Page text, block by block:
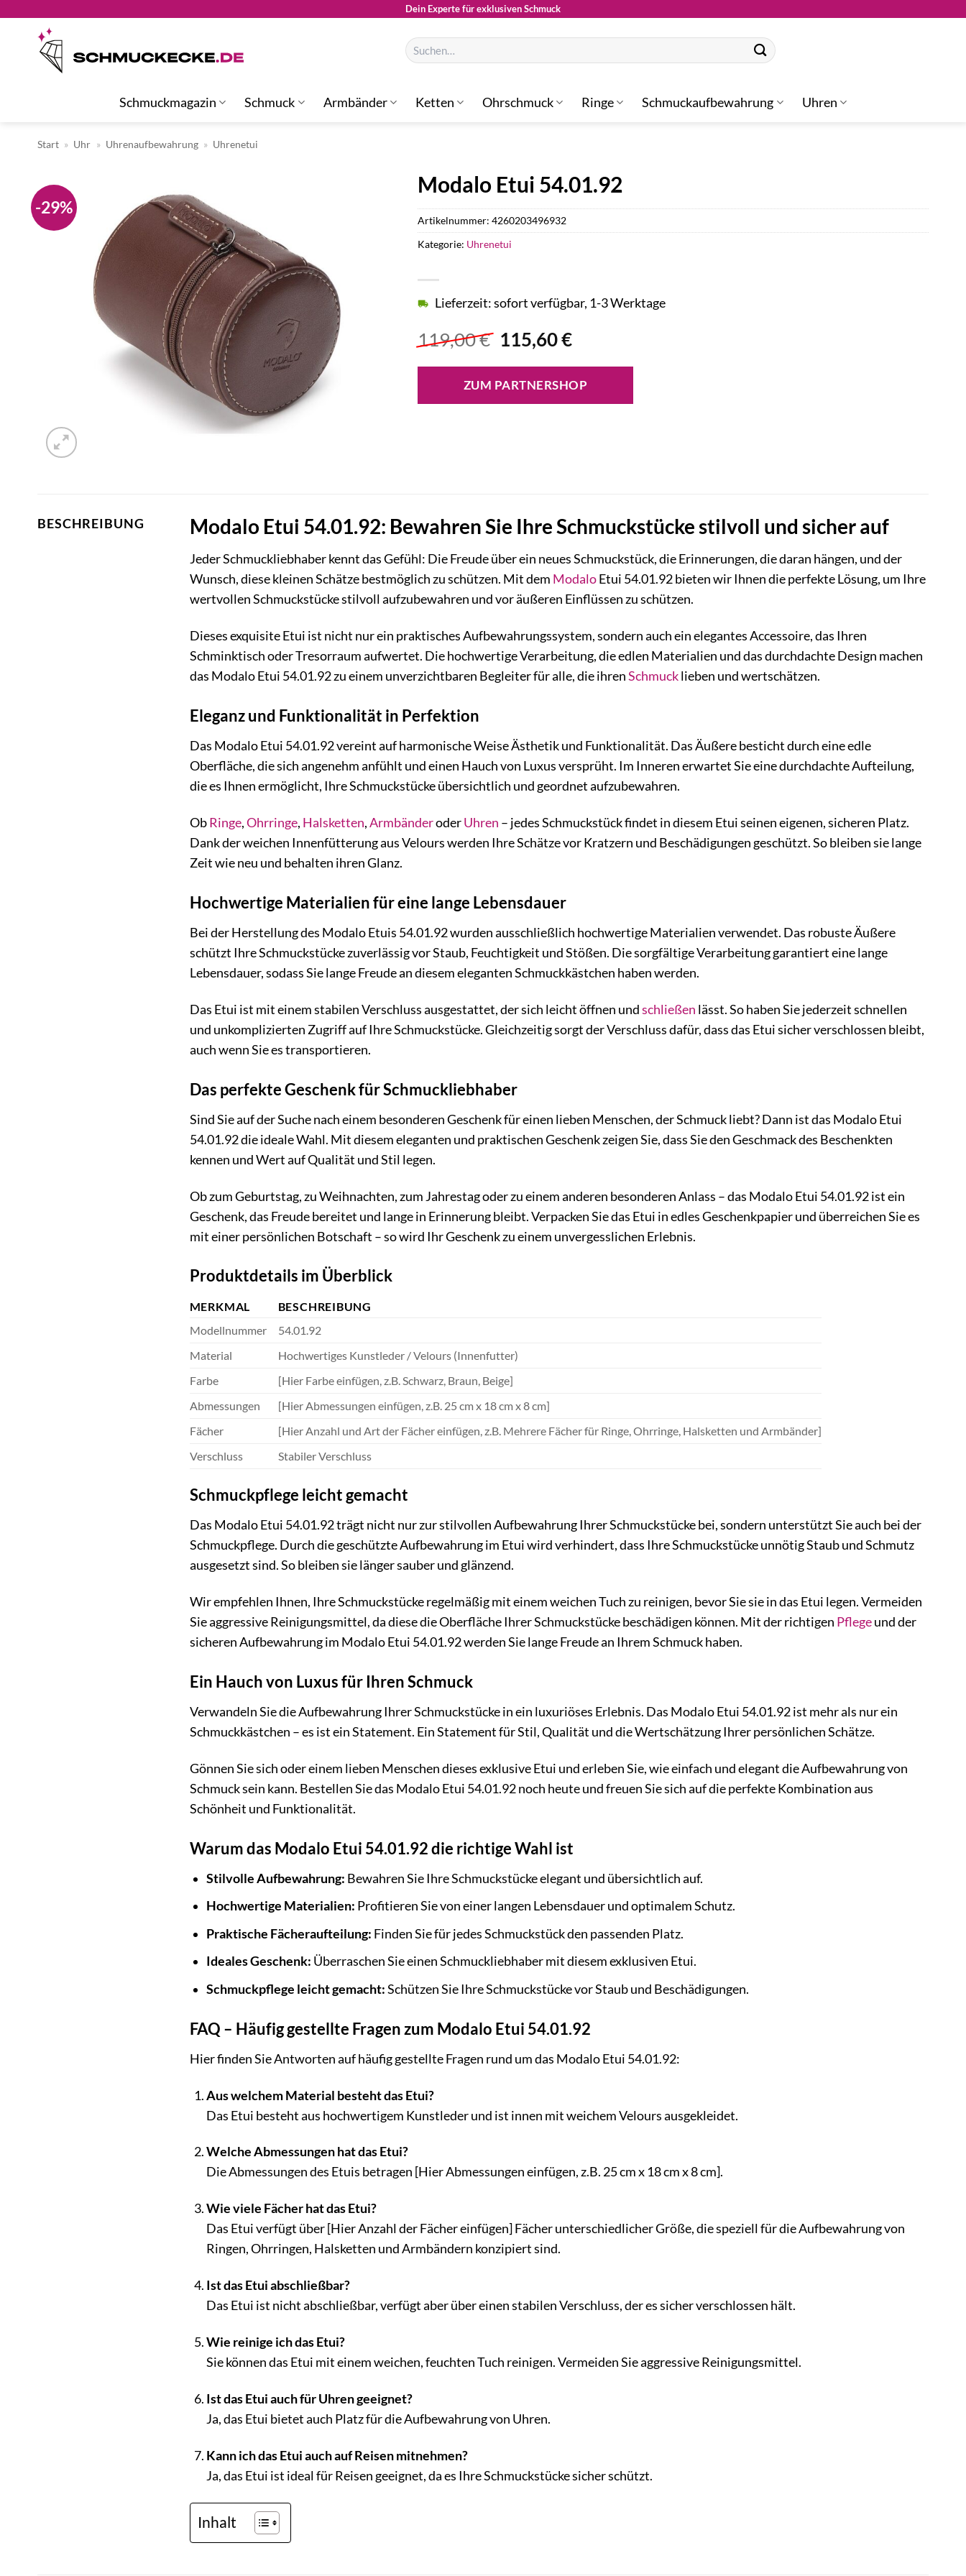
springen
Dein Experte für exklusiven Schmuck
Suchen
nach:
Schmuckmagazin Schmuck Armbänder Ketten Ohrschmuck Ringe Schmuckaufbewahrung Uhren
Start » Uhr » Uhrenaufbewahrung » Uhrenetui
-29%
Modalo Etui 54.01.92
119,00€ Ursprünglicher
Preis
war:
119,00 €
115,60€Aktueller
ist:
115,60 €.
Lieferzeit: sofort verfügbar, 1-3 Werktage
ZUM PARTNERSHOP
Artikelnummer:4260203496932
Kategorie: Uhrenetui
BESCHREIBUNG Modalo Etui 54.01.92: Bewahren Sie Ihre Schmuckstücke stilvoll und sicher auf
Jeder Schmuckliebhaber kennt das Gefühl: Die Freude über ein neues Schmuckstück, die Erinnerungen, die daran hängen, und der
Wunsch, diese kleinen Schätze bestmöglich zu schützen. Mit dem ModaloEtui 54.01.92 bieten wir Ihnen die perfekte Lösung, um Ihre
wertvollen Schmuckstücke stilvoll aufzubewahren und vor äußeren Einflüssen zu schützen.
Dieses exquisite Etui ist nicht nur ein praktisches Aufbewahrungssystem, sondern auch ein elegantes Accessoire, das Ihren
Schminktisch oder Tresorraum aufwertet. Die hochwertige Verarbeitung, die edlen Materialien und das durchdachte Design machen
das Modalo Etui 54.01.92 zu einem unverzichtbaren Begleiter für alle, die ihrenSchmucklieben und wertschätzen.
Eleganz und Funktionalität in Perfektion
Das Modalo Etui 54.01.92 vereint auf harmonische Weise Ästhetik und Funktionalität. Das Äußere besticht durch eine edle
Oberfläche, die sich angenehm anfühlt und einen Hauch von Luxus versprüht. Im Inneren erwartet Sie eine durchdachte Aufteilung,
die es Ihnen ermöglicht, Ihre Schmuckstücke übersichtlich und geordnet aufzubewahren.
ObRinge,Ohrringe, Halsketten,ArmbänderoderUhren – jedes Schmuckstück findet in diesem Etui seinen eigenen, sicheren Platz.
Dank der weichen Innenfütterung aus Velours werden Ihre Schätze vor Kratzern und Beschädigungen geschützt. So bleiben sie lange
Zeit wie neu und behalten ihren Glanz.
Hochwertige Materialien für eine lange Lebensdauer
Bei der Herstellung des Modalo Etuis 54.01.92 wurden ausschließlich hochwertige Materialien verwendet. Das robuste Äußere
schützt Ihre Schmuckstücke zuverlässig vor Staub, Feuchtigkeit und Stößen. Die sorgfältige Verarbeitung garantiert eine lange
Lebensdauer, sodass Sie lange Freude an diesem eleganten Schmuckkästchen haben werden.
Das Etui ist mit einem stabilen Verschluss ausgestattet, der sich leicht öffnen undschließen lässt. So haben Sie jederzeit schnellen
und unkomplizierten Zugriff auf Ihre Schmuckstücke. Gleichzeitig sorgt der Verschluss dafür, dass das Etui sicher verschlossen bleibt,
auch wenn Sie es transportieren.
Das perfekte Geschenk für Schmuckliebhaber
Sind Sie auf der Suche nach einem besonderen Geschenk für einen lieben Menschen, der Schmuck liebt? Dann ist das Modalo Etui
54.01.92 die ideale Wahl. Mit diesem eleganten und praktischen Geschenk zeigen Sie, dass Sie den Geschmack des Beschenkten
kennen und Wert auf Qualität und Stil legen.
Ob zum Geburtstag, zu Weihnachten, zum Jahrestag oder zu einem anderen besonderen Anlass – das Modalo Etui 54.01.92 ist ein
Geschenk, das Freude bereitet und lange in Erinnerung bleibt. Verpacken Sie das Etui in edles Geschenkpapier und überreichen Sie es
mit einer persönlichen Botschaft – so wird Ihr Geschenk zu einem unvergesslichen Erlebnis.
Produktdetails im Überblick
MERKMAL
BESCHREIBUNG
Modellnummer
54.01.92
Material
Hochwertiges Kunstleder / Velours (Innenfutter)
Farbe
[Hier Farbe einfügen, z.B. Schwarz, Braun, Beige]
Abmessungen
[Hier Abmessungen einfügen, z.B. 25 cm x 18 cm x 8 cm]
Fächer
[Hier Anzahl und Art der Fächer einfügen, z.B. Mehrere Fächer für Ringe, Ohrringe, Halsketten und Armbänder]
Verschluss
Stabiler Verschluss
Schmuckpflege leicht gemacht
Das Modalo Etui 54.01.92 trägt nicht nur zur stilvollen Aufbewahrung Ihrer Schmuckstücke bei, sondern unterstützt Sie auch bei der
Schmuckpflege. Durch die geschützte Aufbewahrung im Etui wird verhindert, dass Ihre Schmuckstücke unnötig Staub und Schmutz
ausgesetzt sind. So bleiben sie länger sauber und glänzend.
Wir empfehlen Ihnen, Ihre Schmuckstücke regelmäßig mit einem weichen Tuch zu reinigen, bevor Sie sie in das Etui legen. Vermeiden
Sie aggressive Reinigungsmittel, da diese die Oberfläche Ihrer Schmuckstücke beschädigen können. Mit der richtigen Pflegeund der
sicheren Aufbewahrung im Modalo Etui 54.01.92 werden Sie lange Freude an Ihrem Schmuck haben.
Ein Hauch von Luxus für Ihren Schmuck
Verwandeln Sie die Aufbewahrung Ihrer Schmuckstücke in ein luxuriöses Erlebnis. Das Modalo Etui 54.01.92 ist mehr als nur ein
Schmuckkästchen – es ist ein Statement. Ein Statement für Stil, Qualität und die Wertschätzung Ihrer persönlichen Schätze.
Gönnen Sie sich oder einem lieben Menschen dieses exklusive Etui und erleben Sie, wie einfach und elegant die Aufbewahrung von
Schmuck sein kann. Bestellen Sie das Modalo Etui 54.01.92 noch heute und freuen Sie sich auf die perfekte Kombination aus
Schönheit und Funktionalität.
Warum das Modalo Etui 54.01.92 die richtige Wahl ist
Stilvolle Aufbewahrung: Bewahren Sie Ihre Schmuckstücke elegant und übersichtlich auf.
Hochwertige Materialien: Profitieren Sie von einer langen Lebensdauer und optimalem Schutz.
Praktische Fächeraufteilung: Finden Sie für jedes Schmuckstück den passenden Platz.
Ideales Geschenk: Überraschen Sie einen Schmuckliebhaber mit diesem exklusiven Etui.
Schmuckpflege leicht gemacht:Schützen Sie Ihre Schmuckstücke vor Staub und Beschädigungen.
FAQ – Häufig gestellte Fragen zum Modalo Etui 54.01.92
Hier finden Sie Antworten auf häufig gestellte Fragen rund um das Modalo Etui 54.01.92:
Aus welchem Material besteht das Etui?
Das Etui besteht aus hochwertigem Kunstleder und ist innen mit weichem Velours ausgekleidet.
Welche Abmessungen hat das Etui?
Die Abmessungen des Etuis betragen [Hier Abmessungen einfügen, z.B. 25 cm x 18 cm x 8 cm].
Wie viele Fächer hat das Etui?
Das Etui verfügt über [Hier Anzahl der Fächer einfügen] Fächer unterschiedlicher Größe, die speziell für die Aufbewahrung von
Ringen, Ohrringen, Halsketten und Armbändern konzipiert sind.
Ist das Etui abschließbar?
Das Etui ist nicht abschließbar, verfügt aber über einen stabilen Verschluss, der es sicher verschlossen hält.
Wie reinige ich das Etui?
Sie können das Etui mit einem weichen, feuchten Tuch reinigen. Vermeiden Sie aggressive Reinigungsmittel.
Ist das Etui auch für Uhren geeignet?
Ja, das Etui bietet auch Platz für die Aufbewahrung von Uhren.
Kann ich das Etui auch auf Reisen mitnehmen?
Ja, das Etui ist ideal für Reisen geeignet, da es Ihre Schmuckstücke sicher schützt.
Inhalt